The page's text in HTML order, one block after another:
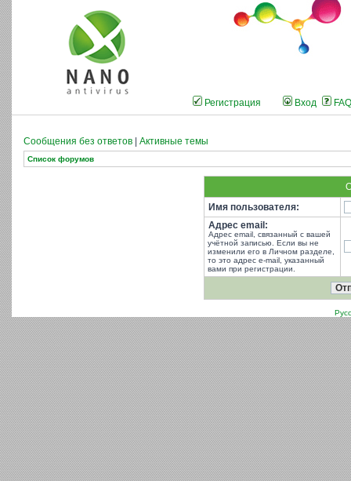
Регистрация Вход FAQ
Сообщения без ответов Активные темы
Список форумов
Имя пользователя:
Адрес email:
Адрес email, связанный с вашей
учётной записью. Если вы не
изменили его в Личном разделе,
то это адрес e-mail, указанный
вами при регистрации.